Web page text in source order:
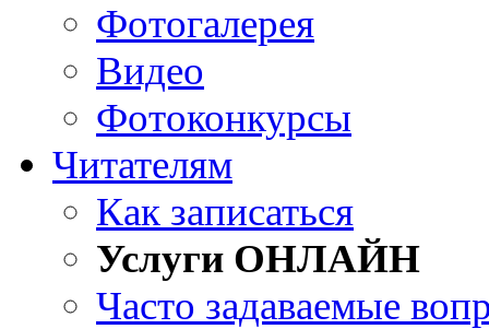
Фотогалерея
Видео
Фотоконкурсы
Читателям
Как записаться
Услуги ОНЛАЙН
Часто задаваемые